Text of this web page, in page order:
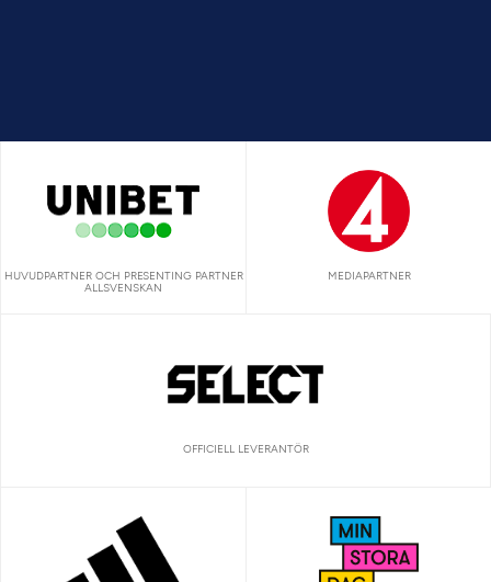
HUVUDPARTNER OCH PRESENTING PARTNER
ALLSVENSKAN
MEDIAPARTNER
OFFICIELL LEVERANTÖR